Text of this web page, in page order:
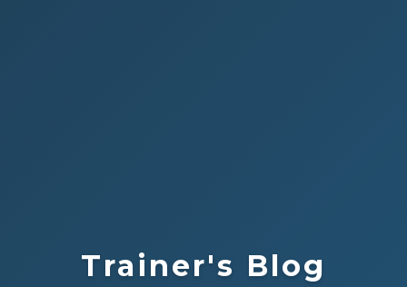
Trainer's Blog